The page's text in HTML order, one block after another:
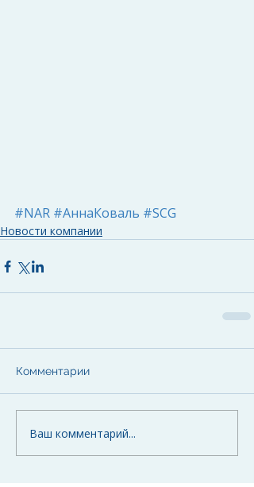
#NAR #АннаКоваль #SCG
Новости компании
Комментарии
Ваш комментарий...